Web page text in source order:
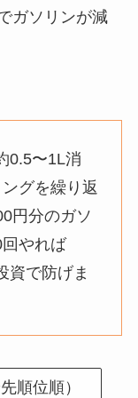
ガソリンが減
0.5〜1L消
グを繰り返
円分のガソ
やれば
資で防げま
順位順）